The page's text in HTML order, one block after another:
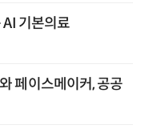
AI 기본의료
페이스메이커, 공공